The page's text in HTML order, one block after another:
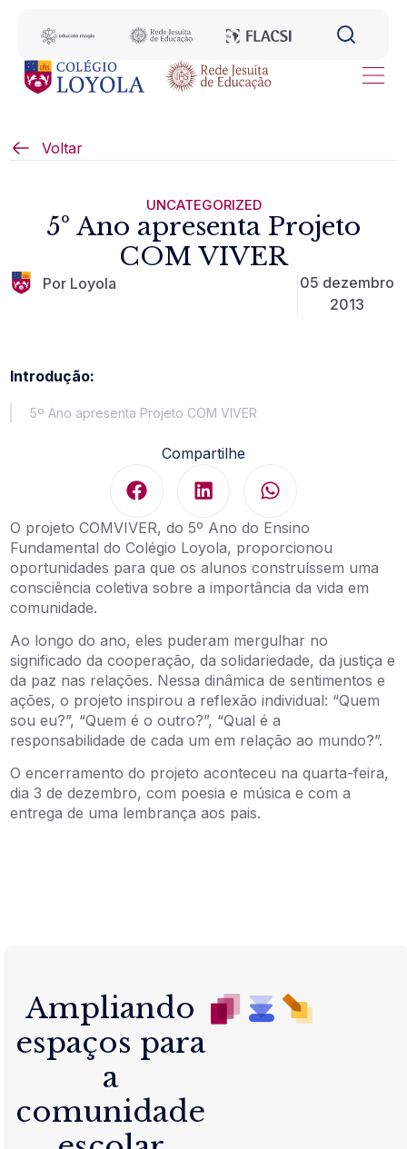
Voltar
UNCATEGORIZED
5º Ano apresenta Projeto
COM VIVER
Por Loyola
05 dezembro
2013
Introdução:
5º Ano apresenta Projeto COM VIVER
Compartilhe
O projeto COMVIVER, do 5º Ano do Ensino
Fundamental do Colégio Loyola, proporcionou
oportunidades para que os alunos construíssem uma
consciência coletiva sobre a importância da vida em
comunidade.
Ao longo do ano, eles puderam mergulhar no
significado da cooperação, da solidariedade, da justiça e
da paz nas relações. Nessa dinâmica de sentimentos e
ações, o projeto inspirou a reflexão individual: “Quem
sou eu?”, “Quem é o outro?”, “Qual é a
responsabilidade de cada um em relação ao mundo?”.
O encerramento do projeto aconteceu na quarta-feira,
dia 3 de dezembro, com poesia e música e com a
entrega de uma lembrança aos pais.
Ampliando
espaços para
a
comunidade